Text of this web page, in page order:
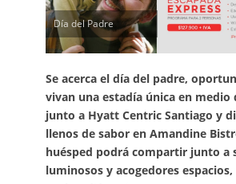
Día del Padre
Se acerca el día del padre,
vivan una estadía única en medio
junto a Hyatt Centric Santiago y
llenos de sabor en Amandine
huésped podrá compartir junto a
luminosos y acogedores